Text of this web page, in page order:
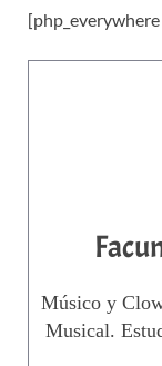
Músico y
Musical.